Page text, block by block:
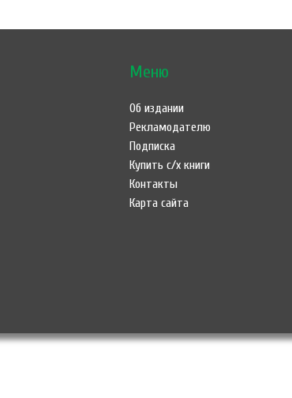
Меню
Об издании
Рекламодателю
Подписка
Купить с/х книги
Контакты
Карта сайта